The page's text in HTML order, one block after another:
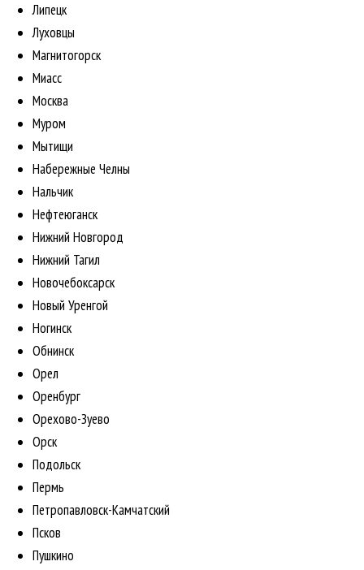
Липецк
Луховцы
Магнитогорск
Миасс
Москва
Муром
Мытищи
Набережные Челны
Нальчик
Нефтеюганск
Нижний Новгород
Нижний Тагил
Новочебоксарск
Новый Уренгой
Ногинск
Обнинск
Орел
Оренбург
Орехово-Зуево
Орск
Подольск
Пермь
Петропавловск-Камчатский
Псков
Пушкино